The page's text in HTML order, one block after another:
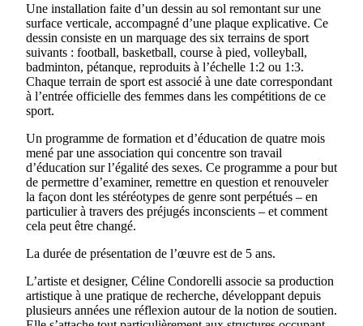
Une installation faite d’un dessin au sol remontant sur une
surface verticale, accompagné d’une plaque explicative. Ce
dessin consiste en un marquage des six terrains de sport
suivants : football, basketball, course à pied, volleyball,
badminton, pétanque, reproduits à l’échelle 1:2 ou 1:3.
Chaque terrain de sport est associé à une date correspondant
à l’entrée officielle des femmes dans les compétitions de ce
sport.
Un programme de formation et d’éducation de quatre mois
mené par une association qui concentre son travail
d’éducation sur l’égalité des sexes. Ce programme a pour but
de permettre d’examiner, remettre en question et renouveler
la façon dont les stéréotypes de genre sont perpétués – en
particulier à travers des préjugés inconscients – et comment
cela peut être changé.
La durée de présentation de l’œuvre est de 5 ans.
L’artiste et designer, Céline Condorelli associe sa production
artistique à une pratique de recherche, développant depuis
plusieurs années une réflexion autour de la notion de soutien.